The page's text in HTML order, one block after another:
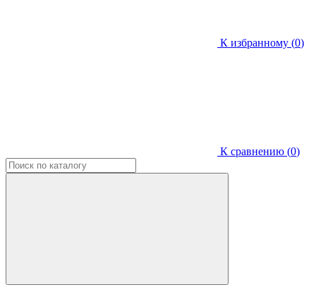
К избранному (0)
К сравнению (0)